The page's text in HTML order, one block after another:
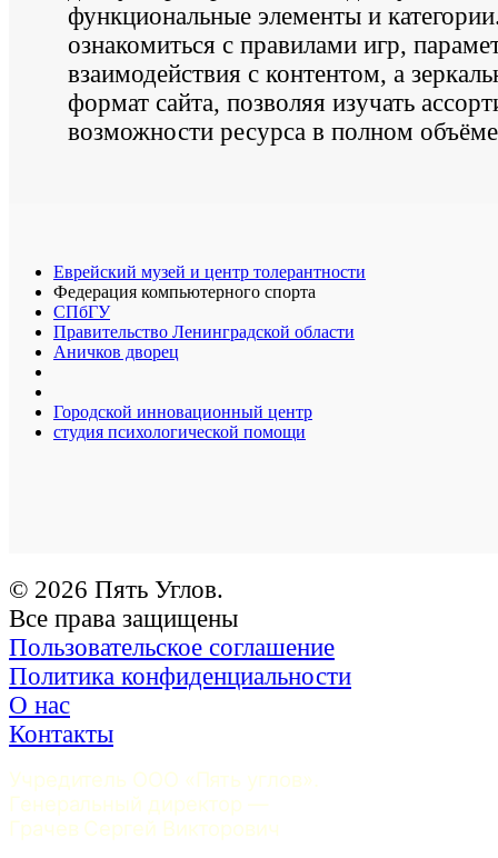
функциональные элементы и
ознакомиться с правилами игр,
взаимодействия с контентом, а
формат сайта, позволяя изучать
возможности ресурса в полном
Еврейский музей и центр толерантности
Федерация компьютерного спорта
СПбГУ
Правительство Ленинградской области
Аничков дворец
Городской инновационный центр
студия психологической помощи
© 2026 Пять Углов.
Все права защищены
Пользовательское соглашение
Политика конфиденциальности
О нас
Контакты
Учредитель ООО «Пять углов».
Генеральный директор —
Грачев Сергей Викторович